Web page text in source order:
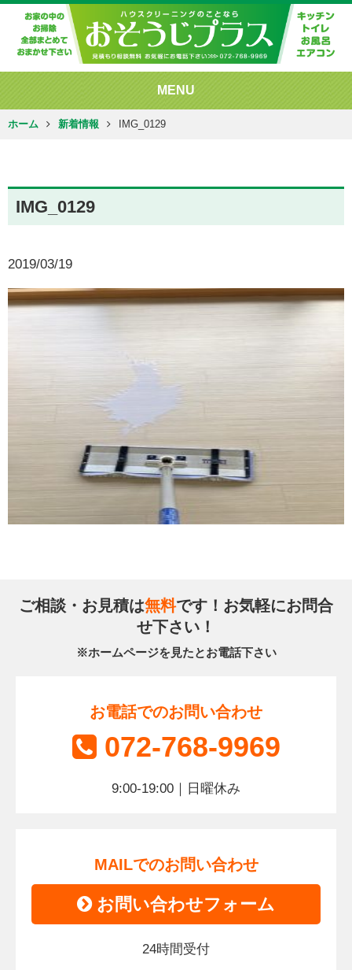
MENU
ホーム 新着情報 IMG_0129
IMG_0129
2019/03/19
ご相談・お見積は無料です！お気軽にお問合
せ下さい！
※ホームページを見たとお電話下さい
お電話でのお問い合わせ
072-768-9969
9:00-19:00｜日曜休み
MAILでのお問い合わせ
お問い合わせフォーム
24時間受付